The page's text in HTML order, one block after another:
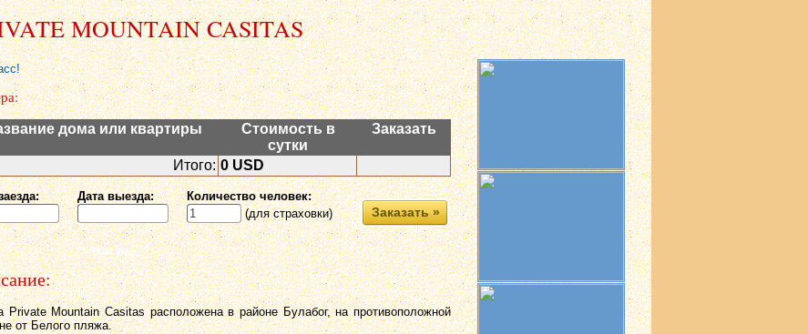
MOUNTAIN CASITAS
дома или квартиры
Стоимость в
сутки
Заказать
Итого: 0 USD
Дата выезда:
Количество человек:
(для страховки)
Заказать »
Private Mountain Casitas расположена в районе Булабог, на противоположной
от Белого пляжа.